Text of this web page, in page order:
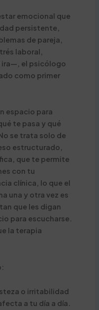
emocional que
persistente,
de pareja,
laboral,
ira—, el psicólogo
como primer
espacio para
te pasa y qué
se trata solo de
estructurado,
que te permite
con tu
clínica, lo que el
una y otra vez es
que les digan
para escucharse.
la terapia
o irritabilidad
a tu día a día.